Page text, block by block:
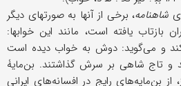
شاهنامه، برخی از آنها به صورتهای دیگر
یافته است، مانند این خوابها:
و می‌گوید: دوش به خواب دیده است
و تاج شاهی بر سرش گذاشتند. بن‌مایۀ
از بن‌مایه‌های رایج در افسانه‌های ایرانی